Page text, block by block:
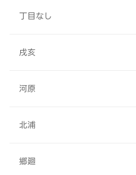
丁目なし
戌亥
河原
北浦
郷廻